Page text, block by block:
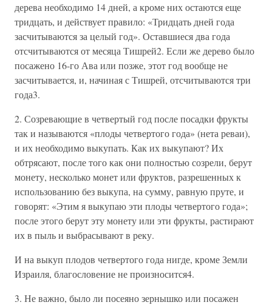
дерева необходимо 14 дней, а кроме них остаются еще
тридцать, и действует правило: «Тридцать дней года
засчитываются за целый год». Оставшиеся два года
отсчитываются от месяца Тишрей2. Если же дерево было
посажено 16-го Ава или позже, этот год вообще не
засчитывается, и, начиная с Тишрей, отсчитываются три
года3.
2. Созревающие в четвертый год после посадки фрукты
так и называются «плоды четвертого года» (нета реваи),
и их необходимо выкупать. Как их выкупают? Их
обтрясают, после того как они полностью созрели, берут
монету, несколько монет или фруктов, разрешенных к
использованию без выкупа, на сумму, равную пруте, и
говорят: «Этим я выкупаю эти плоды четвертого года»;
после этого берут эту монету или эти фрукты, растирают
их в пыль и выбрасывают в реку.
И на выкуп плодов четвертого года нигде, кроме Земли
Израиля, благословение не произносится4.
3. Не важно, было ли посеяно зернышко или посажен